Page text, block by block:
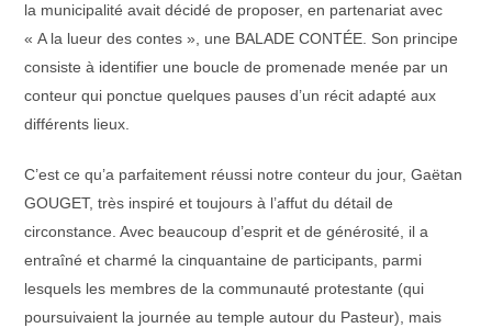
la municipalité avait décidé de proposer, en partenariat avec
« A la lueur des contes », une BALADE CONTÉE. Son principe
consiste à identifier une boucle de promenade menée par un
conteur qui ponctue quelques pauses d’un récit adapté aux
différents lieux.
C’est ce qu’a parfaitement réussi notre conteur du jour, Gaëtan
GOUGET, très inspiré et toujours à l’affut du détail de
circonstance. Avec beaucoup d’esprit et de générosité, il a
entraîné et charmé la cinquantaine de participants, parmi
lesquels les membres de la communauté protestante (qui
poursuivaient la journée au temple autour du Pasteur), mais